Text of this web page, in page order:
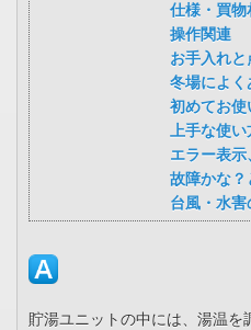
仕様・買物
操作関連
お手入れと
冬場によく
初めてお使
上手な使い
エラー表
故障かな？
台風・水害
貯湯ユニットの中には、湯温を